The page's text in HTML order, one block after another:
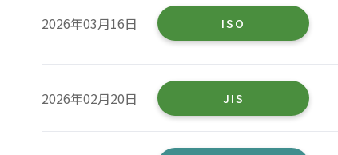
2026年03月16日 ISO
2026年02月20日 JIS